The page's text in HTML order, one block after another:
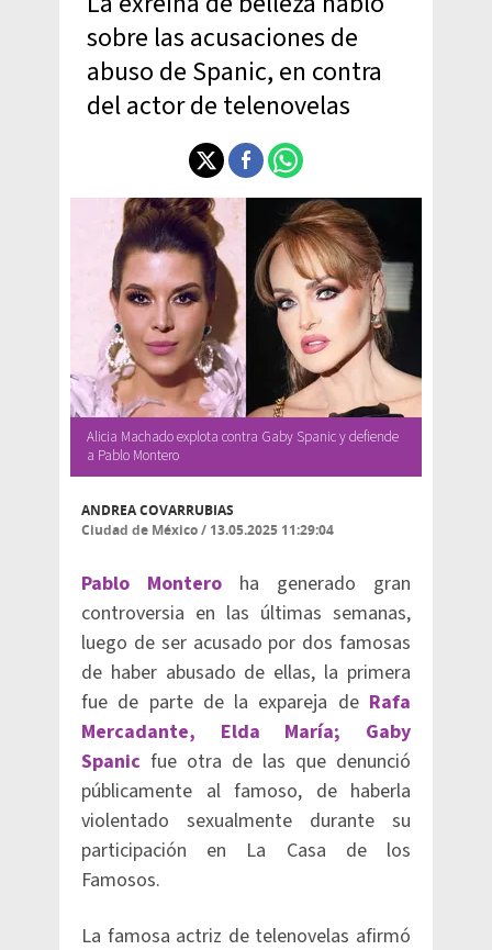
sobre las acusaciones de
abuso de Spanic, en contra
del actor de telenovelas
Alicia Machado explota contra Gaby Spanic y defiende
a Pablo Montero
ANDREA COVARRUBIAS
Ciudad de México/ 13.05.2025 11:29:04
Pablo Montero ha generado gran
controversia en las últimas semanas,
luego de ser acusado por dos famosas
de haber abusado de ellas, la primera
fue de parte de la expareja de Rafa
Mercadante, Elda María; Gaby
Spanic fue otra de las que denunció
públicamente al famoso, de haberla
violentado sexualmente durante su
participación en La Casa de los
Famosos.
La famosa actriz de telenovelas afirmó